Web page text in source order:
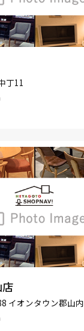
丁11
イオンタウン郡山内